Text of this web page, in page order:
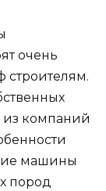
очень
строителям.
из компаний
машины
пород